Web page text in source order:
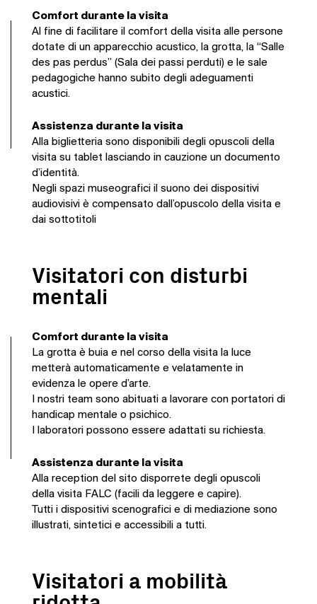
Comfort durante la visita
Al fine di facilitare il comfort della visita alle persone
dotate di un apparecchio acustico, la grotta, la “Salle
des pas perdus” (Sala dei passi perduti) e le sale
pedagogiche hanno subito degli adeguamenti
acustici.
Assistenza durante la visita
Alla biglietteria sono disponibili degli opuscoli della
visita su tablet lasciando in cauzione un documento
d’identità.
Negli spazi museografici il suono dei dispositivi
audiovisivi è compensato dall’opuscolo della visita e
dai sottotitoli
Visitatori con disturbi
mentali
Comfort durante la visita
La grotta è buia e nel corso della visita la luce
metterà automaticamente e velatamente in
evidenza le opere d’arte.
I nostri team sono abituati a lavorare con portatori di
handicap mentale o psichico.
I laboratori possono essere adattati su richiesta.
Assistenza durante la visita
Alla reception del sito disporrete degli opuscoli
della visita FALC (facili da leggere e capire).
Tutti i dispositivi scenografici e di mediazione sono
illustrati, sintetici e accessibili a tutti.
Visitatori a mobilità